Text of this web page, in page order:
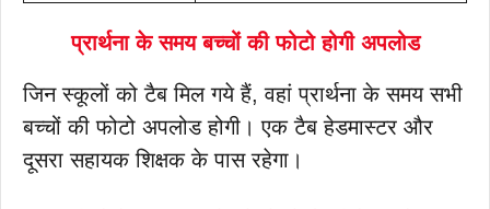
प्रार्थना के समय बच्चों की फोटो होगी अपलोड
जिन स्कूलों को टैब मिल गये हैं, वहां प्रार्थना के समय सभी
बच्चों की फोटो अपलोड होगी। एक टैब हेडमास्टर और
दूसरा सहायक शिक्षक के पास रहेगा।